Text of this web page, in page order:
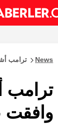
News ترامب
ترامب
وافقت